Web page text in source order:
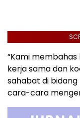
“Kami
kerja sama dan
sahabat di
cara-cara